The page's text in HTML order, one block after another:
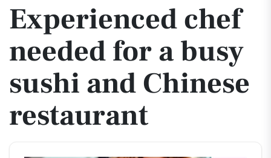
Experienced chef
needed for a busy
sushi and Chinese
restaurant